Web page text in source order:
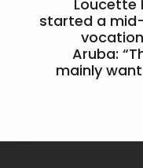
Loucette
started a
Aruba:
mainly